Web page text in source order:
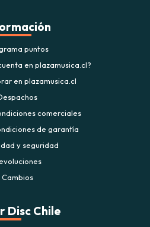
puntos
en plazamusica.cl?
en plazamusica.cl
comerciales
de garantía
y seguridad
Cambios
Disc Chile